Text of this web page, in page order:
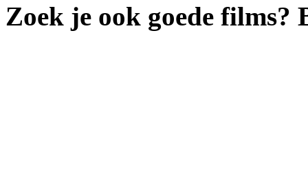
Zoek je ook goede films?